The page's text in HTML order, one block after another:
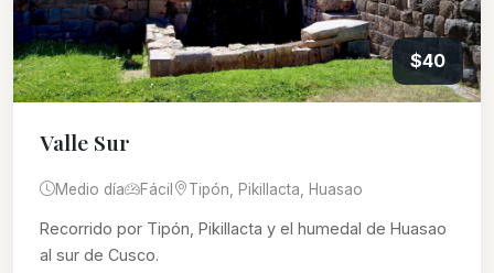
$40
Valle Sur
Medio día Fácil Tipón, Pikillacta, Huasao
Recorrido por Tipón, Pikillacta y el humedal de Huasao
al sur de Cusco.